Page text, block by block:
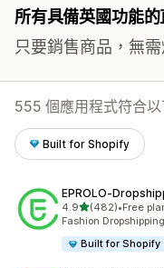
所有具備英國功能
只要銷售商品，無
555 個應用程式符合以
Built for Shopify
4.9滿分 5 顆星
(482)
共有 482 則評價
•Free
Fashion
Built for Shopify